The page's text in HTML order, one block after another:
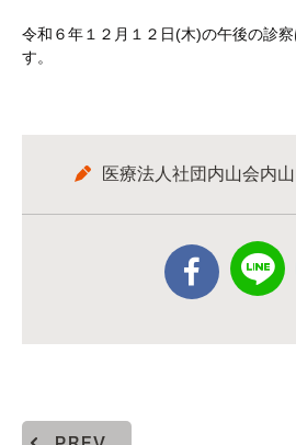
令和６年１２月１２日(木)の午後の診
す。
医療法人社団内山会内